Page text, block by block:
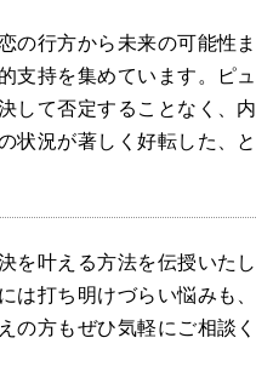
の行方から未来の可能性ま
支持を集めています。ピュ
して否定することなく、内
状況が著しく好転した、と
を叶える方法を伝授いたし
は打ち明けづらい悩みも、
の方もぜひ気軽にご相談く